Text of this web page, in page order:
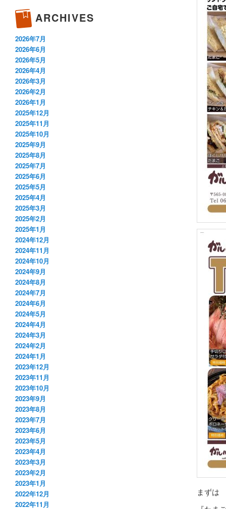
まずは
ARCHIVES
2026年7月
2026年6月
2026年5月
2026年4月
2026年3月
2026年2月
2026年1月
2025年12月
2025年11月
2025年10月
2025年9月
2025年8月
2025年7月
2025年6月
2025年5月
2025年4月
2025年3月
2025年2月
2025年1月
2024年12月
2024年11月
2024年10月
2024年9月
2024年8月
2024年7月
2024年6月
2024年5月
2024年4月
2024年3月
2024年2月
2024年1月
2023年12月
2023年11月
2023年10月
2023年9月
2023年8月
2023年7月
2023年6月
2023年5月
2023年4月
2023年3月
2023年2月
2023年1月
2022年12月
2022年11月